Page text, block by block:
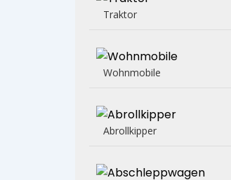
Traktor
Wohnmobile
Abrollkipper